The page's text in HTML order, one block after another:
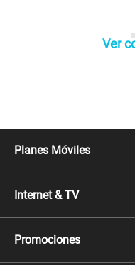
Ver
Planes Móviles
Línea Nueva
Línea Adicional
Migración
Internet & TV
Internet + TV
Mejora tu plan
Promociones